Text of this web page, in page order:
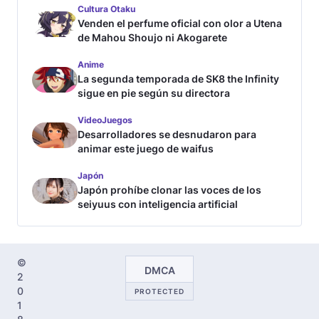
Cultura Otaku
Venden el perfume oficial con olor a Utena
de Mahou Shoujo ni Akogarete
Anime
La segunda temporada de SK8 the Infinity
sigue en pie según su directora
VideoJuegos
Desarrolladores se desnudaron para
animar este juego de waifus
Japón
Japón prohíbe clonar las voces de los
seiyuus con inteligencia artificial
©
2
0
1
DMCA
PROTECTED